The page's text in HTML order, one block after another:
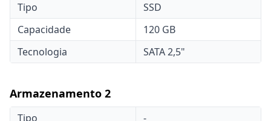
Tipo
SSD
Capacidade
120 GB
Tecnologia
SATA 2,5"
Armazenamento 2
Tipo
-